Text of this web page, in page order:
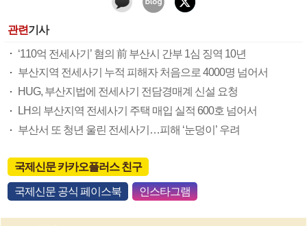
관련기사
‘110억 전세사기’ 혐의 前 부산시 간부 1심 징역 10년
부산지역 전세사기 누적 피해자 처음으로 4000명 넘어서
HUG, 부산지법에 전세사기 전담경매계 신설 요청
LH의 부산지역 전세사기 주택 매입 실적 600호 넘어서
부산서 또 청년 울린 전세사기…피해 ‘눈덩이’ 우려
국제신문 카카오플러스 친구
국제신문 공식 페이스북 인스타그램